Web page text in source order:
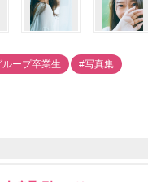
ープ卒業生 #写真集